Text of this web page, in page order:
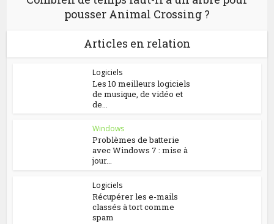
pousser Animal Crossing ?
Articles en relation
Logiciels
Les 10 meilleurs logiciels
de musique, de vidéo et
de...
Windows
Problèmes de batterie
avec Windows 7 : mise à
jour...
Logiciels
Récupérer les e-mails
classés à tort comme
spam